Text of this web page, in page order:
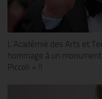
L’Académie des Arts et
hommage à un
Piccoli » !!